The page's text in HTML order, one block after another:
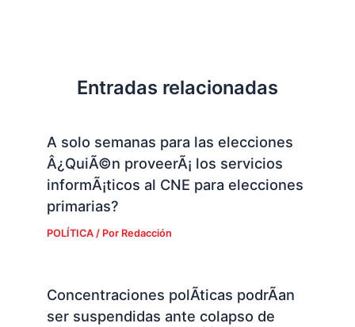
Entradas relacionadas
A solo semanas para las elecciones
Â¿QuiÃ©n proveerÃ¡ los servicios
informÃ¡ticos al CNE para elecciones
primarias?
POLÍTICA/ Por Redacción
Concentraciones polÃ­ticas podrÃ­an
ser suspendidas ante colapso de